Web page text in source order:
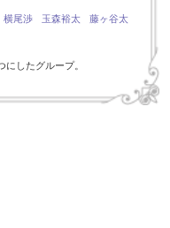
横尾渉 玉森裕太
藤ヶ谷太
したグループ。